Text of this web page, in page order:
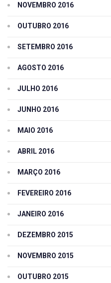
NOVEMBRO 2016
OUTUBRO 2016
SETEMBRO 2016
AGOSTO 2016
JULHO 2016
JUNHO 2016
MAIO 2016
ABRIL 2016
MARÇO 2016
FEVEREIRO 2016
JANEIRO 2016
DEZEMBRO 2015
NOVEMBRO 2015
OUTUBRO 2015